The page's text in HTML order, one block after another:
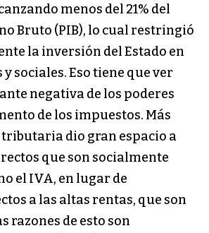
menos del 21% del
Bruto (PIB), lo cual restringió
la inversión del Estado en
sociales. Eso tiene que ver
negativa de los poderes
de los impuestos. Más
dio gran espacio a
que son socialmente
el IVA, en lugar de
a las altas rentas, que son
razones de esto son